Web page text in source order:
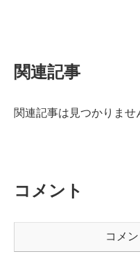
関連記事
関連記事は見つかりませ
コメント
コメ